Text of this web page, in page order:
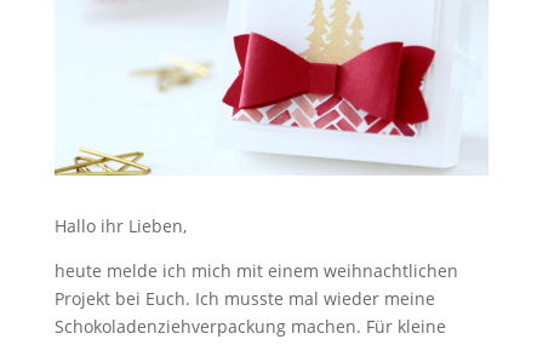
Hallo ihr Lieben,
heute melde ich mich mit einem weihnachtlichen
Projekt bei Euch. Ich musste mal wieder meine
Schokoladenziehverpackung machen. Für kleine